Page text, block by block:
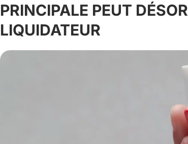
PRINCIPALE PEUT
LIQUIDATEUR